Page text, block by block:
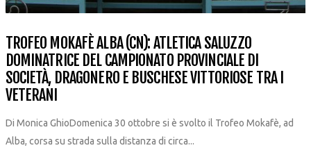
TROFEO MOKAFÈ ALBA (CN): ATLETICA SALUZZO
DOMINATRICE DEL CAMPIONATO PROVINCIALE DI
SOCIETÀ, DRAGONERO E BUSCHESE VITTORIOSE TRA I
VETERANI
Di Monica GhioDomenica 30 ottobre si è svolto il Trofeo Mokafè, ad
Alba, corsa su strada sulla distanza di circa...